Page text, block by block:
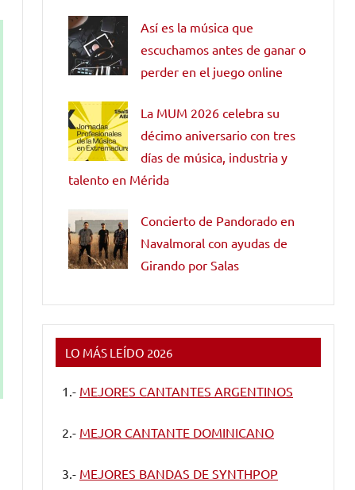
Así es la música que
escuchamos antes de ganar o
perder en el juego online
La MUM 2026 celebra su
décimo aniversario con tres
días de música, industria y
talento en Mérida
Concierto de Pandorado en
Navalmoral con ayudas de
Girando por Salas
LO MÁS LEÍDO 2026
1.- MEJORES CANTANTES ARGENTINOS
2.- MEJOR CANTANTE DOMINICANO
3.- MEJORES BANDAS DE SYNTHPOP